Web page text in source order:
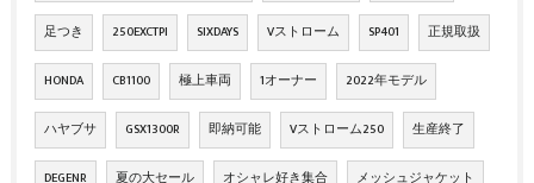
足つき 250EXCTPI SIXDAYS Vストローム SP401 正規取扱
HONDA CB1100 極上車両 1オーナー 2022年モデル
ハヤブサ GSX1300R 即納可能 Vストローム250 生産終了
DEGENR 夏の大セール オシャレ好き集合 メッシュジャケット